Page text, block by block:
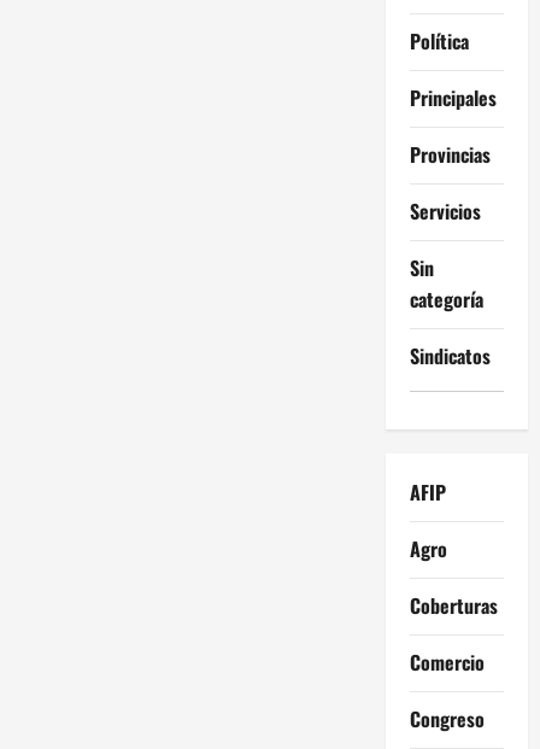
Política
Principales
Provincias
Servicios
Sin
categoría
Sindicatos
AFIP
Agro
Coberturas
Comercio
Congreso